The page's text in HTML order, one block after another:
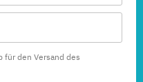
für den Versand des